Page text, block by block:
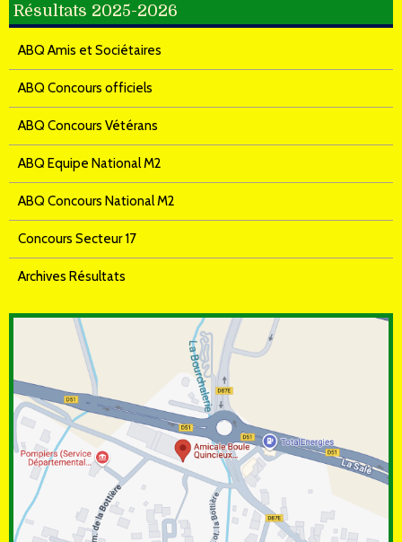
Résultats 2025-2026
ABQ Amis et Sociétaires
ABQ Concours officiels
ABQ Concours Vétérans
ABQ Equipe National M2
ABQ Concours National M2
Concours Secteur 17
Archives Résultats